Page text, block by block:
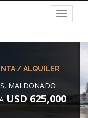
Toggle
/ ALQUILER
MALDONADO
USD 625,000